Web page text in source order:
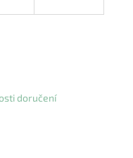
doručení